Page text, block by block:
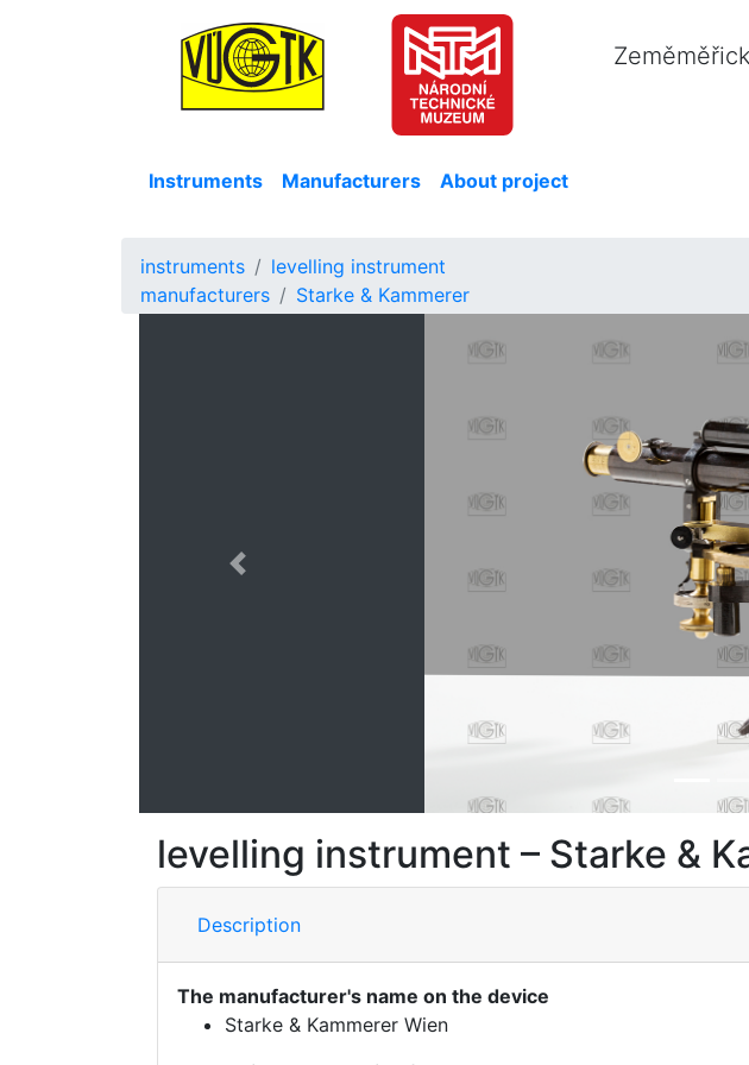
Instruments Manufacturers About project
instruments
levelling instrument
manufacturers
Starke & Kammerer
Previous
levelling instrument – Starke &
Description
The manufacturer's name on the device
Starke & Kammerer Wien